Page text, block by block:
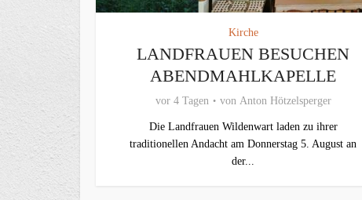
Kirche
LANDFRAUEN BESUCHEN
ABENDMAHLKAPELLE
vor 4 Tagen von Anton Hötzelsperger
Die Landfrauen Wildenwart laden zu ihrer
traditionellen Andacht am Donnerstag 5. August an
der...